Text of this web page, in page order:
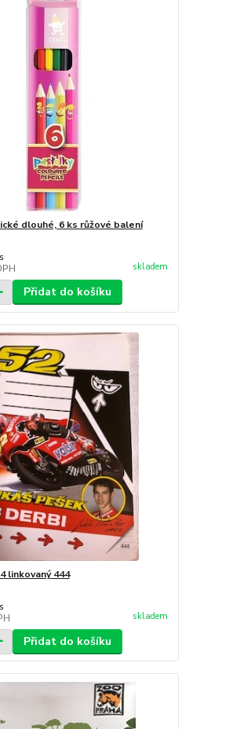
dlouhé, 6 ks růžové balení
skladem
Přidat do košíku
linkovaný 444
skladem
Přidat do košíku